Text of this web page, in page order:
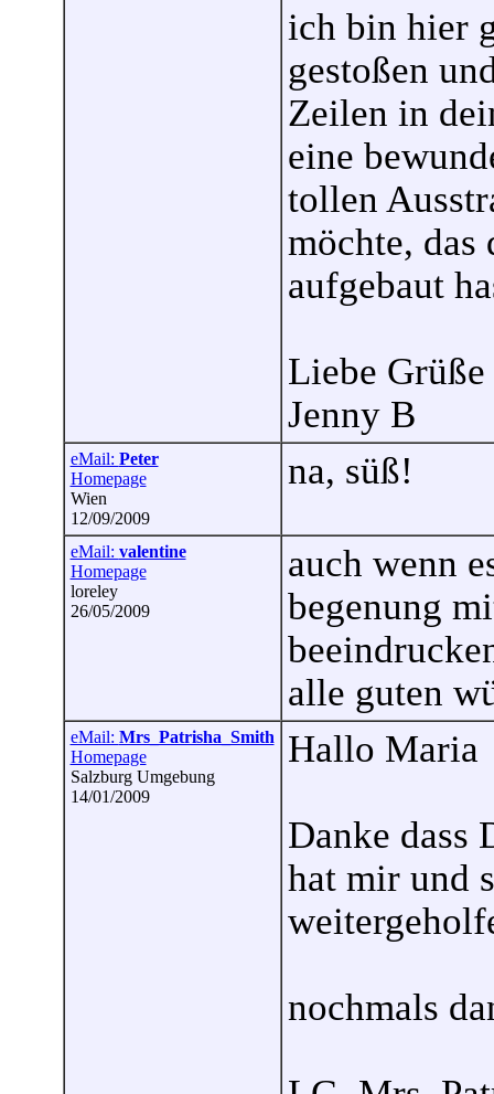
ich bin hier
gestoßen
Zeilen in
eine
tollen
möchte, das
aufgebaut
Liebe
Jenny B
eMail: Peter
Homepage
Wien
12/09/2009
na, süß!
eMail: valentine
Homepage
loreley
26/05/2009
auch wenn
begenung
alle guten
eMail: Mrs_Patrisha_Smith
Homepage
Salzburg Umgebung
14/01/2009
Hallo Maria
Danke dass
hat mir und
nochmals